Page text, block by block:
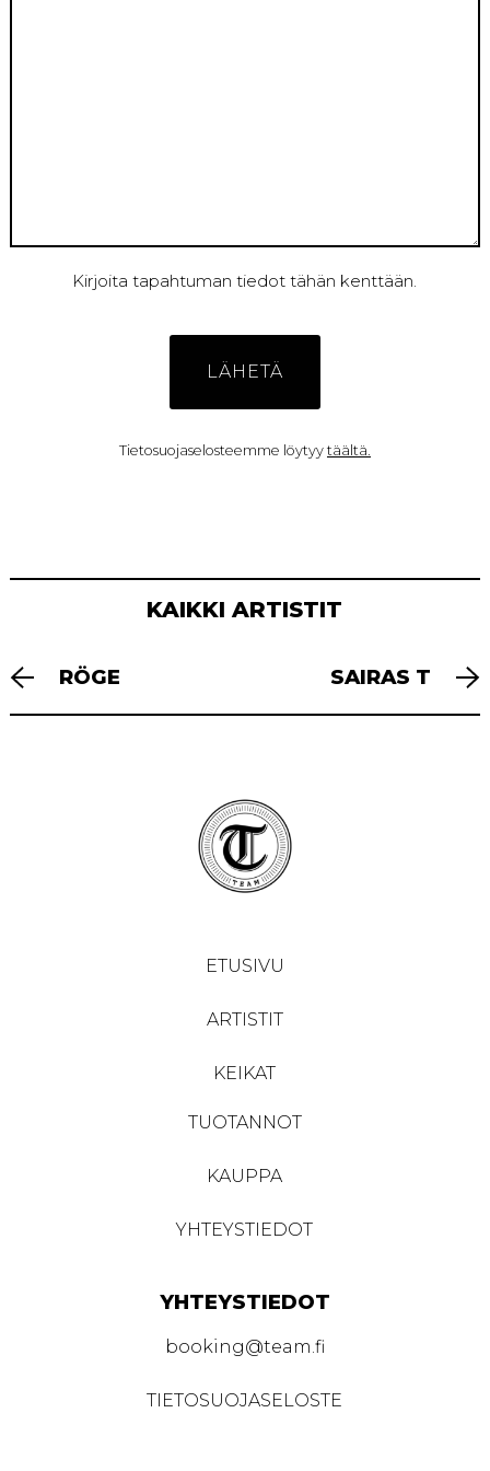
Kirjoita tapahtuman tiedot tähän kenttään.
Tietosuojaselosteemme löytyy täältä.
KAIKKI ARTISTIT
ARTIKKELIEN
SELAUS
RÖGE SAIRAS T
ETUSIVU
ARTISTIT
KEIKAT
TUOTANNOT
KAUPPA
YHTEYSTIEDOT
YHTEYSTIEDOT
booking@team.fi
TIETOSUOJASELOSTE